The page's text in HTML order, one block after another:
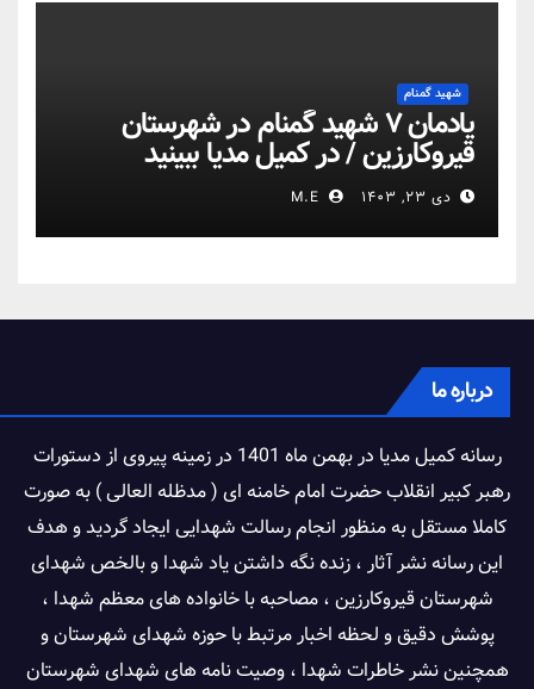
شهید گمنام
یادمان ۷ شهید گمنام در شهرستان
قیروکارزین / در کمیل مدیا ببینید
دی ۲۳, ۱۴۰۳
درباره ما
رسانه کمیل مدیا در بهمن ماه 1401 در زمینه پیروی از دستورات
رهبر کبیر انقلاب حضرت امام خامنه ای ( مدظله العالی ) به صورت
کاملا مستقل به منظور انجام رسالت شهدایی ایجاد گردید و هدف
این رسانه نشر آثار ، زنده نگه داشتن یاد شهدا و بالخص شهدای
شهرستان قیروکارزین ، مصاحبه با خانواده های معظم شهدا ،
پوشش دقیق و لحظه اخبار مرتبط با حوزه شهدای شهرستان و
همچنین نشر خاطرات شهدا ، وصیت نامه های شهدای شهرستان